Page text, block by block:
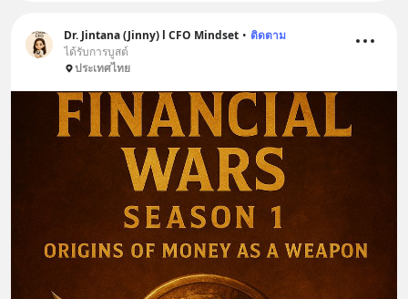
Dr. Jintana (Jinny) l CFO Mindset • ติดตาม
ได้รับการบูสต์
ประเทศไทย